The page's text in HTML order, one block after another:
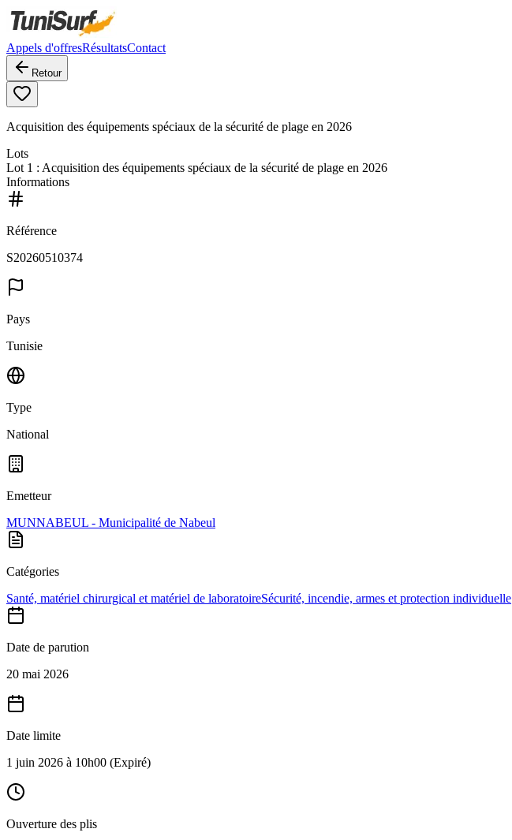
Appels d'offresRésultatsContact
Retour
Acquisition des équipements spéciaux de la sécurité de plage en 2026
Lots
Lot 1 : Acquisition des équipements spéciaux de la sécurité de plage en 2026
Informations
Référence
S20260510374
Pays
Tunisie
Type
National
Emetteur
MUNNABEUL - Municipalité de Nabeul
Catégories
Santé, matériel chirurgical et matériel de laboratoireSécurité, incendie, armes et protection individuelle
Date de parution
20 mai 2026
Date limite
1 juin 2026 à 10h00 (Expiré)
Ouverture des plis